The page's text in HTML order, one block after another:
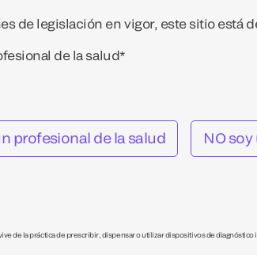
de legislación en vigor, este sitio está
de la salud*
profesional de la salud NO
de la práctica de prescribir, dispensar o utilizar dispositivos de diagnóstico